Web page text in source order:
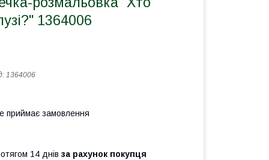
1364006
1364006
приймає замовлення
14 днів за рахунок покупця